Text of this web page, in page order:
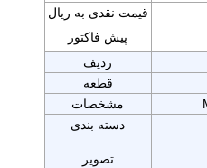
قیمت نقدی به ریال
پیش فاکتور
ردیف
قطعه
مشخصات
دسته بندی
تصویر